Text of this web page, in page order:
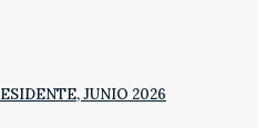
JUNIO 2026